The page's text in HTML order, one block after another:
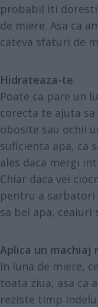
probabil iti doresti
de miere. Asa ca
cateva sfaturi de
Hidrateaza-te
Poate ca pare un
corecta te ajuta
obosite sau ochii
suficienta apa, ca
ales daca mergi
Chiar daca vei
pentru a
sa bei apa, ceaiuri
Aplica un machiaj
In luna de miere,
toata ziua, asa ca
reziste timp